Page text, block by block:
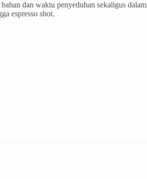
dan waktu penyeduhan sekaligus dalam
espresso shot.